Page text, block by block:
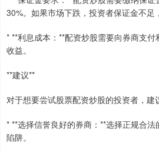
30%。如果市场下跌，投资者保证金不足
* **利息成本：**配资炒股需要向券商支
收益。
**建议**
对于想要尝试股票配资炒股的投资者，建
* **选择信誉良好的券商：**选择正规合
陷阱。